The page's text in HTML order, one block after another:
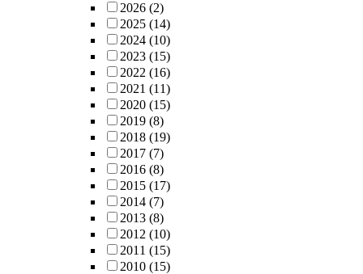
2026 (2)
2025 (14)
2024 (10)
2023 (15)
2022 (16)
2021 (11)
2020 (15)
2019 (8)
2018 (19)
2017 (7)
2016 (8)
2015 (17)
2014 (7)
2013 (8)
2012 (10)
2011 (15)
2010 (15)